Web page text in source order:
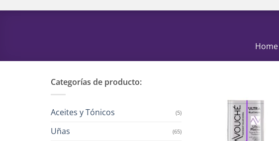
Home
Categorías de producto:
Aceites y Tónicos (5)
Uñas (65)